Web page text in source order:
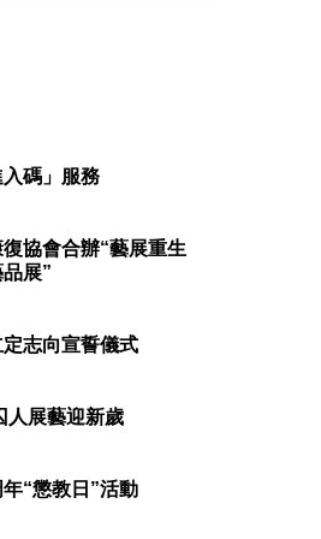
碼」服務
協會合辦“藝展重生
展”
志向宣誓儀式
人展藝迎新歲
“懲教日”活動